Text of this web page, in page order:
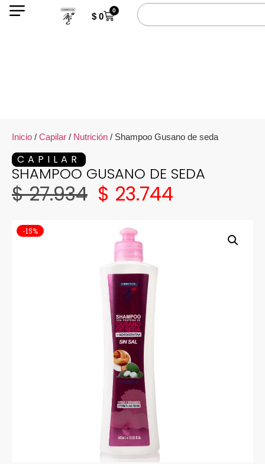
$ 0
0
Inicio / Capilar / Nutrición / Shampoo Gusano de seda
CAPILAR
SHAMPOO GUSANO DE SEDA
$27.934 $ 23.744
-15%